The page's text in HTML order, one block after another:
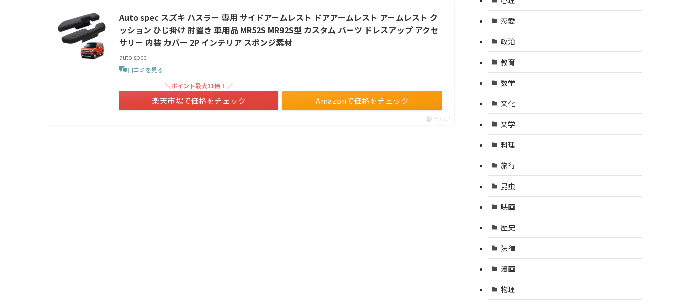
Auto spec スズキ ハスラー 専用 サイドアームレスト ドアアームレスト アームレスト ク
ッション ひじ掛け 肘置き 車用品 MR52S MR92S型 カスタム パーツ ドレスアップ アクセ
サリー 内装 カバー 2P インテリア スポンジ素材
auto spec
口コミを見る
Amazonで価格をチェック
＼ポイント最大11倍！／
楽天市場で価格をチェック
ポチップ
恋愛
政治
教育
数学
文化
文学
料理
旅行
昆虫
映画
歴史
法律
漫画
物理